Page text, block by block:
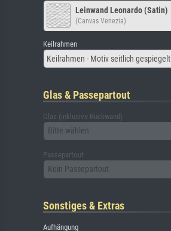
Leinwand Leonardo (Satin)
(Canvas Venezia)
Keilrahmen
Keilrahmen - Motiv seitlich gespiegelt
Glas & Passepartout
Glas (inklusive Rückwand)
Bitte wählen
Passepartout
Kein Passepartout
Sonstiges & Extras
Aufhängung